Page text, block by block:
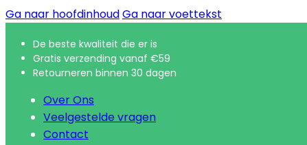
Ga naar hoofdinhoudGa naar voettekst
De beste kwaliteit die er is
Gratis verzending vanaf €59
Retourneren binnen 30 dagen
Over Ons
Veelgestelde vragen
Contact